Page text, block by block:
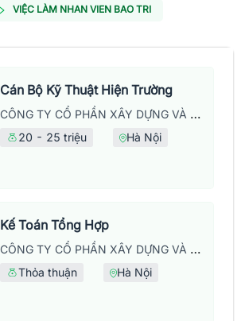
VIỆC LÀM NHAN VIEN BAO TRI
Cán Bộ Kỹ Thuật Hiện Trường
CÔNG TY CỔ PHẦN XÂY DỰNG VÀ PHÁT TRIỂN THƯƠNG MẠI HOÀNG LẦM
20 - 25 triệu Hà Nội
Kế Toán Tổng Hợp
CÔNG TY CỔ PHẦN XÂY DỰNG VÀ PHÁT TRIỂN THƯƠNG MẠI HOÀNG LẦM
Thỏa thuận Hà Nội